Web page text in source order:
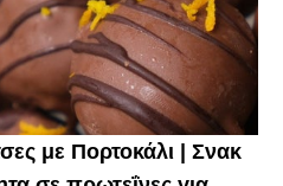
με Πορτοκάλι | Σνακ